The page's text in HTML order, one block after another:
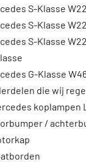
S-Klasse
S-Klasse
S-Klasse
G-Klasse
die wij
koplampen
/